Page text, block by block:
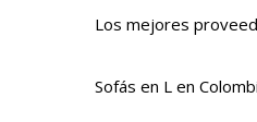
Los mejores
Sofás en L en